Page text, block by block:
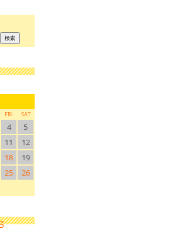
FRI SAT
4
5
11
12
18
19
25
26